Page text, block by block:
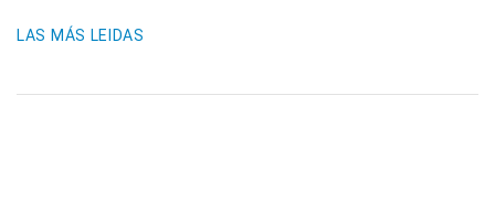
LAS MÁS LEIDAS